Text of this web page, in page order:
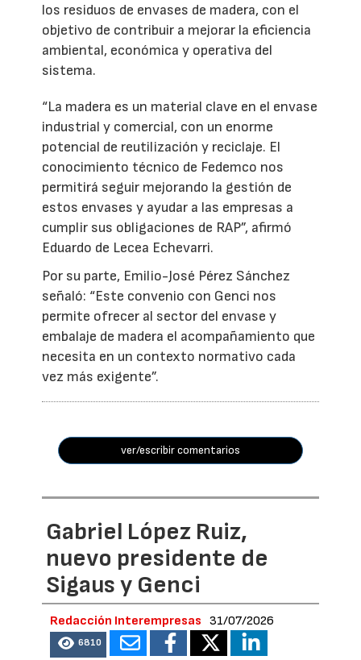
los residuos de envases de madera, con el
objetivo de contribuir a mejorar la eficiencia
ambiental, económica y operativa del
sistema.
“La madera es un material clave en el envase
industrial y comercial, con un enorme
potencial de reutilización y reciclaje. El
conocimiento técnico de Fedemco nos
permitirá seguir mejorando la gestión de
estos envases y ayudar a las empresas a
cumplir sus obligaciones de RAP”, afirmó
Eduardo de Lecea Echevarri.
Por su parte, Emilio-José Pérez Sánchez
señaló: “Este convenio con Genci nos
permite ofrecer al sector del envase y
embalaje de madera el acompañamiento que
necesita en un contexto normativo cada
vez más exigente”.
ver/escribir comentarios
Gabriel López Ruiz,
nuevo presidente de
Sigaus y Genci
Redacción Interempresas 31/07/2026
6810